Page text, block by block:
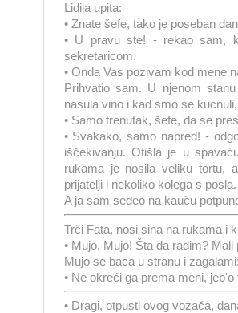
Lidija upita:
• Znate šefe, tako je poseban
• U pravu ste! - rekao sam,
sekretaricom.
• Onda Vas pozivam kod mene
Prihvatio sam. U njenom
nasula vino i kad smo se
• Samo trenutak, šefe, da se
• Svakako, samo napred! -
iščekivanju. Otišla je u
rukama je nosila veliku tortu,
prijatelji i nekoliko kolega s
A ja sam sedeo na kauču
Trči Fata, nosi sina na rukama i
• Mujo, Mujo! Šta da radim? Mali
Mujo se baca u stranu i
• Ne okreći ga prema meni, jeb'o
• Dragi, otpusti ovog vozača,